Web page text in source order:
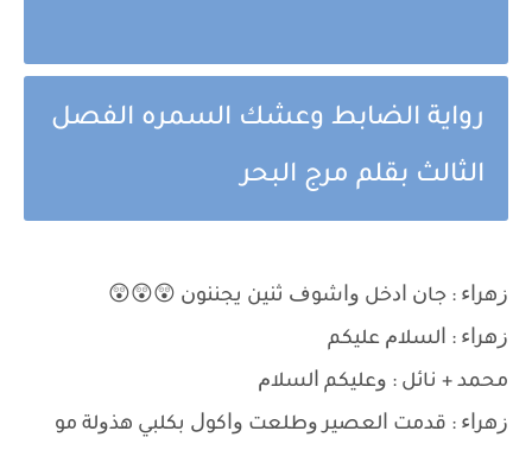
رواية الضابط وعشك السمره الفصل
الثالث بقلم مرج البحر
ﺯﻫﺮﺍﺀ : ﺟﺎﻥ ﺍﺩﺧﻞ ﻭﺍﺷﻮﻑ ﺛﻨﻴﻦ ﻳﺠﻨﻨﻮﻥ 😲😲😲
ﺯﻫﺮﺍﺀ : ﺍﻟﺴﻼﻡ ﻋﻠﻴﻜﻢ
ﻣﺤﻤﺪ + ﻧﺎﺋﻞ : ﻭﻋﻠﻴﻜﻢ ﺍﻟﺴﻼﻡ
ﺯﻫﺮﺍﺀ : ﻗﺪﻣﺖ ﺍﻟﻌﺼﻴﺮ ﻭﻃﻠﻌﺖ ﻭﺍﻛﻮﻝ ﺑﻜﻠﺒﻲ ﻫﺬﻭﻟﺔ ﻣﻮ